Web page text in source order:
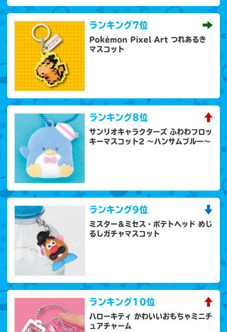
ランキング7位
Pokémon Pixel Art つれあるき
マスコット
ランキング8位
サンリオキャラクターズ ふわわフロッ
キーマスコット2 ～ハンサムブルー～
ランキング9位
ミスター＆ミセス・ポテトヘッド めじ
るしガチャマスコット
ランキング10位
ハローキティ かわいいおもちゃミニチ
ュアチャーム